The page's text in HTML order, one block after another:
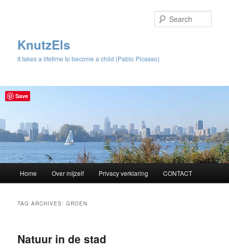
KnutzEls
It takes a lifetime to become a child (Pablo Picasso)
Skip
content
Skip
content
Home Over mijzelf Privacy verklaring CONTACT
TAG ARCHIVES:GROEN
Natuur in de stad
Save